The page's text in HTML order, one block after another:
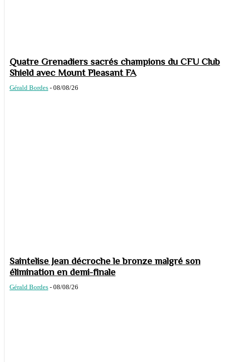
Quatre Grenadiers sacrés champions du CFU Club
Shield avec Mount Pleasant FA
Gérald Bordes - 08/08/26
Saintelise Jean décroche le bronze malgré son
élimination en demi-finale
Gérald Bordes - 08/08/26